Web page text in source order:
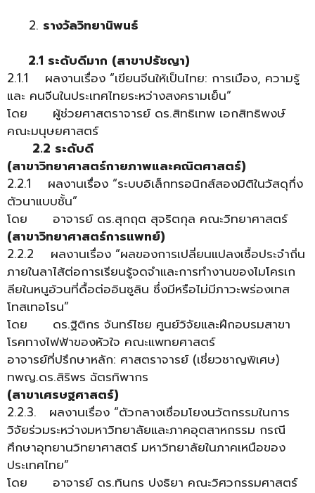
รางวัลวิทยานิพนธ์
2.1 ระดับดีมาก (สาขาปรัชญา)
2.1.1 ผลงานเรื่อง “เขียนจีนให้เป็นไทย: การเมือง, ความรู้
และ คนจีนในประเทศไทยระหว่างสงครามเย็น”
โดย ผู้ช่วยศาสตราจารย์ ดร.สิทธิเทพ เอกสิทธิพงษ์
คณะมนุษยศาสตร์
2.2 ระดับดี
(สาขาวิทยาศาสตร์กายภาพและคณิตศาสตร์)
2.2.1 ผลงานเรื่อง “ระบบอิเล็กทรอนิกส์สองมิติในวัสดุกึ่ง
ตัวนาแบบชั้น”
โดย อาจารย์ ดร.สุกฤต สุจริตกุล คณะวิทยาศาสตร์
(สาขาวิทยาศาสตร์การแพทย์)
2.2.2 ผลงานเรื่อง “ผลของการเปลี่ยนแปลงเชื้อประจำถิ่น
ภายในลาไส้ต่อการเรียนรู้จดจำและการทำงานของไมโครเก
ลียในหนูอ้วนที่ดื้อต่ออินซูลิน ซึ่งมีหรือไม่มีภาวะพร่องเทส
โทสเทอโรน”
โดย ดร.ฐิติกร จันทร์ไชย ศูนย์วิจัยและฝึกอบรมสาขา
โรคทางไฟฟ้าของหัวใจ คณะแพทยศาสตร์
อาจารย์ที่ปรึกษาหลัก: ศาสตราจารย์ (เชี่ยวชาญพิเศษ)
ทพญ.ดร.สิริพร ฉัตรทิพากร
(สาขาเศรษฐศาสตร์)
2.2.3. ผลงานเรื่อง “ตัวกลางเชื่อมโยงนวัตกรรมในการ
วิจัยร่วมระหว่างมหาวิทยาลัยและภาคอุตสาหกรรม กรณี
ศึกษาอุทยานวิทยาศาสตร์ มหาวิทยาลัยในภาคเหนือของ
ประเทศไทย”
โดย อาจารย์ ดร.ทินกร ปงธิยา คณะวิศวกรรมศาสตร์